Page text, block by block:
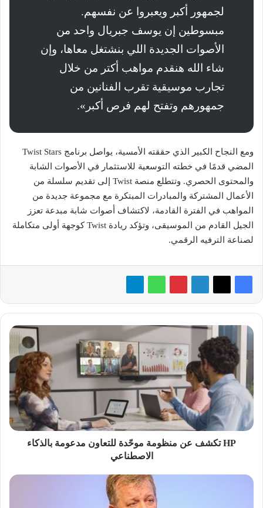
لجمهور أكبر ويعبروا عن نفسهم.
مبسوطين إن يوسف جبريال واحد من
الأصوات الجديدة اللي بنشتغل معاها، وإن
شاء الله هنقدم مواهب أكتر من خلال
تجارب موسيقية تقرب الفنانين من
جمهورهم وتفتح لهم فرص أكبر».
ومع النجاح الكبير الذي حققته الأمسية، يواصل برنامج Twist Stars
المضي قدمًا في خطته التوسعية للاستثمار في الأصوات الشابة
والمحتوى الحصري. وتتطلع منصة Twist إلى تقديم سلسلة من
الأعمال المشتركة والمبادرات المبتكرة مع مجموعة جديدة من
المواهب في الفترة القادمة، لاكتشاف أصوات شابة مبدعة تعزز
الجيل القادم من الموسيقى، وتؤكد ريادة Twist كوجهة أولى متكاملة
لصناعة الترفيه الرقمي.
HP
تكشف
عن
منظومة
موحّدة
للتعاون
مدعومة
بالذكاء
الاصطناعي
HP تكشف عن منظومة موحّدة للتعاون مدعومة بالذكاء
الاصطناعي
باناسونيك